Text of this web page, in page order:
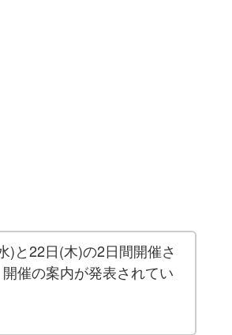
)と22日(木)の2日間開催さ
催の案内が発表されてい